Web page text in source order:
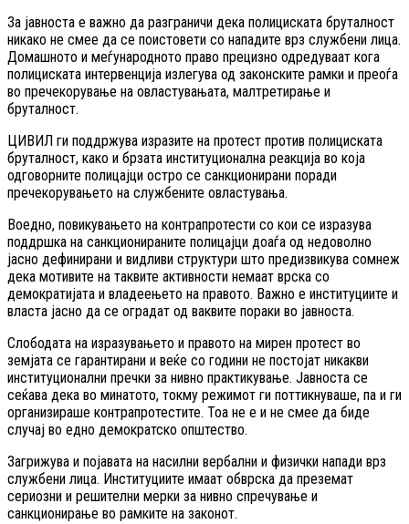
За јавноста е важно да разграничи дека полициската бруталност
никако не смее да се поистовети со нападите врз службени лица.
Домашното и меѓународното право прецизно одредуваат кога
полициската интервенција излегува од законските рамки и преоѓа
во пречекорување на овластувањата, малтретирање и
бруталност.
ЦИВИЛ ги поддржува изразите на протест против полициската
бруталност, како и брзата институционална реакција во која
одговорните полицајци остро се санкционирани поради
пречекорувањето на службените овластувања.
Воедно, повикувањето на контрапротести со кои се изразува
поддршка на санкционираните полицајци доаѓа од недоволно
јасно дефинирани и видливи структури што предизвикува сомнеж
дека мотивите на таквите активности немаат врска со
демократијата и владеењето на правото. Важно е институциите и
власта јасно да се оградат од ваквите пораки во јавноста.
Слободата на изразувањето и правото на мирен протест во
земјата се гарантирани и веќе со години не постојат никакви
институционални пречки за нивно практикување. Јавноста се
сеќава дека во минатото, токму режимот ги поттикнуваше, па и ги
организираше контрапротестите. Тоа не е и не смее да биде
случај во едно демократско општество.
Загрижува и појавата на насилни вербални и физички напади врз
службени лица. Институциите имаат обврска да преземат
сериозни и решителни мерки за нивно спречување и
санкционирање во рамките на законот.